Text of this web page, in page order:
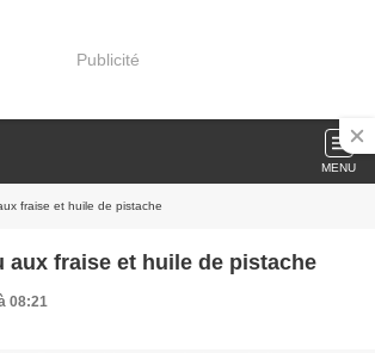
Publicité
MENU
fraise et huile de pistache
aux fraise et huile de pistache
08:21